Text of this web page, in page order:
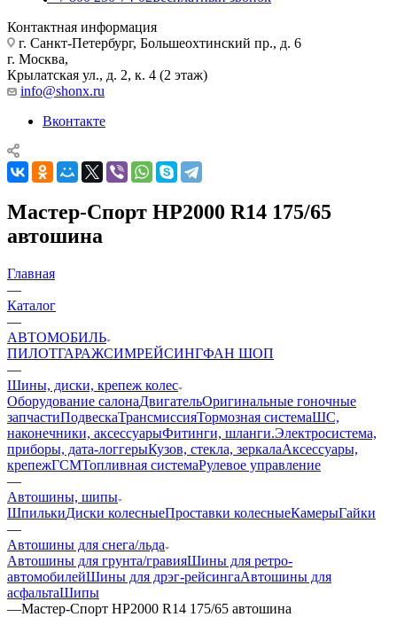
Контактная информация
г. Санкт-Петербург, Большеохтинский пр., д. 6
г. Москва,
Крылатская ул., д. 2, к. 4 (2 этаж)
info@shonx.ru
Вконтакте
Мастер-Спорт НР2000 R14 175/65
автошина
Главная
—
Каталог
—
АВТОМОБИЛЬ
ПИЛОТГАРАЖСИМРЕЙСИНГФАН ШОП
—
Шины, диски, крепеж колес
Оборудование салонаДвигательОригинальные гоночные
запчастиПодвескаТрансмиссияТормозная системаШС,
наконечники, аксессуарыФитинги, шланги.Электросистема,
приборы, дата-логгерыКузов, стекла, зеркалаАксессуары,
крепежГСМТопливная системаРулевое управление
—
Автошины, шипы
ШпилькиДиски колесныеПроставки колесныеКамерыГайки
—
Автошины для снега/льда
Автошины для грунта/гравияШины для ретро-
автомобилейШины для дрэг-рейсингаАвтошины для
асфальтаШипы
—Мастер-Спорт НР2000 R14 175/65 автошина